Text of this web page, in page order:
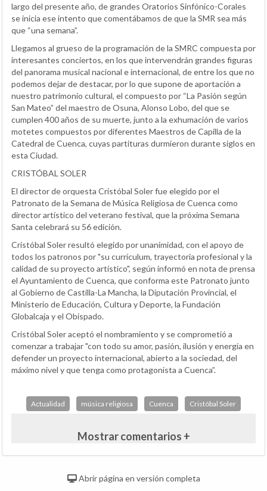
largo del presente año, de grandes Oratorios Sinfónico-Corales
se inicia ese intento que comentábamos de que la SMR sea más
que “una semana”.
Llegamos al grueso de la programación de la SMRC compuesta por
interesantes conciertos, en los que intervendrán grandes figuras
del panorama musical nacional e internacional, de entre los que no
podemos dejar de destacar, por lo que supone de aportación a
nuestro patrimonio cultural, el compuesto por “La Pasión según
San Mateo” del maestro de Osuna, Alonso Lobo, del que se
cumplen 400 años de su muerte, junto a la exhumación de varios
motetes compuestos por diferentes Maestros de Capilla de la
Catedral de Cuenca, cuyas partituras durmieron durante siglos en
esta Ciudad.
CRISTÓBAL SOLER
El director de orquesta Cristóbal Soler fue elegido por el
Patronato de la Semana de Música Religiosa de Cuenca como
director artístico del veterano festival, que la próxima Semana
Santa celebrará su 56 edición.
Cristóbal Soler resultó elegido por unanimidad, con el apoyo de
todos los patronos por "su currículum, trayectoria profesional y la
calidad de su proyecto artístico", según informó en nota de prensa
el Ayuntamiento de Cuenca, que conforma este Patronato junto
al Gobierno de Castilla-La Mancha, la Diputación Provincial, el
Ministerio de Educación, Cultura y Deporte, la Fundación
Globalcaja y el Obispado.
Cristóbal Soler aceptó el nombramiento y se comprometió a
comenzar a trabajar "con todo su amor, pasión, ilusión y energía en
defender un proyecto internacional, abierto a la sociedad, del
máximo nivel y que tenga como protagonista a Cuenca”.
Actualidad música religiosa Cuenca Cristóbal Soler
Mostrar comentarios +
Abrir página en versión completa